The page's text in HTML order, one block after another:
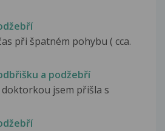
při špatném pohybu ( cca.
a podžebří
jsem přišla s